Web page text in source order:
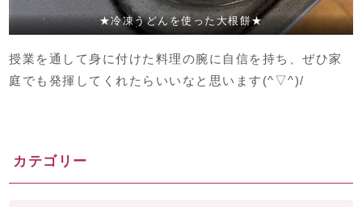
★冷凍うどんを使った大根餅★
授業を通して身に付けた料理の腕に自信を持ち、ぜひ家
庭でも発揮してくれたらいいなと思います(^▽^)/
カテゴリー